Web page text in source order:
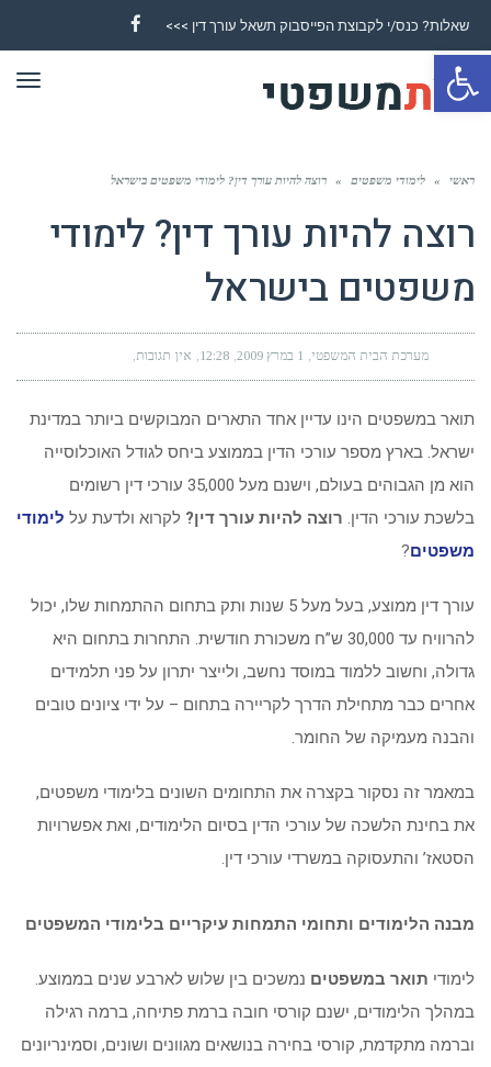
פתח סרגל נגישות
שאלות? כנס/י לקבוצת הפייסבוק תשאל עורך דין >>>
Facebook
ראשי » לימודי משפטים » רוצה להיות עורך דין? לימודי משפטים בישראל
רוצה להיות עורך דין? לימודי
משפטים בישראל
מערכת הבית המשפטי 1 במרץ 2009 12:28 אין תגובות
תואר במשפטים הינו עדיין אחד התארים המבוקשים ביותר במדינת
ישראל. בארץ מספר עורכי הדין בממוצע ביחס לגודל האוכלוסייה
הוא מן הגבוהים בעולם, וישנם מעל 35,000 עורכי דין רשומים
בלשכת עורכי הדין. רוצה להיות עורך דין? לקרוא ולדעת על לימודי
משפטים?
עורך דין ממוצע, בעל מעל 5 שנות ותק בתחום ההתמחות שלו, יכול
להרוויח עד 30,000 ש”ח משכורת חודשית. התחרות בתחום היא
גדולה, וחשוב ללמוד במוסד נחשב, ולייצר יתרון על פני תלמידים
אחרים כבר מתחילת הדרך לקריירה בתחום – על ידי ציונים טובים
והבנה מעמיקה של החומר.
במאמר זה נסקור בקצרה את התחומים השונים בלימודי משפטים,
את בחינת הלשכה של עורכי הדין בסיום הלימודים, ואת אפשרויות
הסטאז’ והתעסוקה במשרדי עורכי דין.
מבנה הלימודים ותחומי התמחות עיקריים בלימודי המשפטים
לימודי תואר במשפטים נמשכים בין שלוש לארבע שנים בממוצע.
במהלך הלימודים, ישנם קורסי חובה ברמת פתיחה, ברמה רגילה
וברמה מתקדמת, קורסי בחירה בנושאים מגוונים ושונים, וסמינריונים